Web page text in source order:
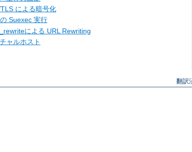
による暗号化
Suexec 実行
による URL Rewriting
ャルホスト
翻訳